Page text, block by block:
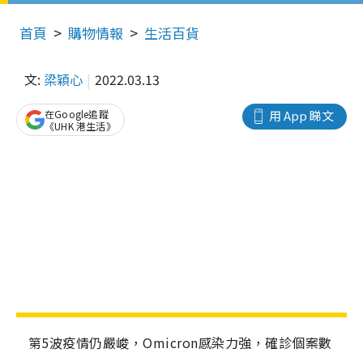
首頁 購物情報 生活百貨
文: 梁穎心 2022.03.13
用 App 睇文
在Google追蹤
《UHK 港生活》
第5波疫情仍嚴峻，Omicron感染力強，確診個案數